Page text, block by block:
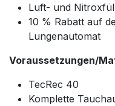
Luft- und
10 % Rabatt auf
Lungenautomat
Voraussetzungen/
TecRec 40
Komplette